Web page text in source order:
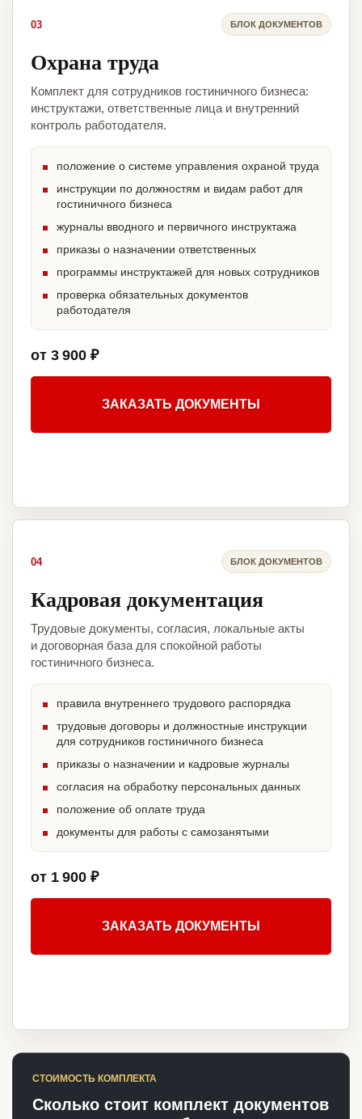
03 БЛОК ДОКУМЕНТОВ
Охрана труда
Комплект для сотрудников гостиничного бизнеса:
инструктажи, ответственные лица и внутренний
контроль работодателя.
положение о системе управления охраной труда
инструкции по должностям и видам работ для
гостиничного бизнеса
журналы вводного и первичного инструктажа
приказы о назначении ответственных
программы инструктажей для новых сотрудников
проверка обязательных документов
работодателя
от 3 900 ₽
ЗАКАЗАТЬ ДОКУМЕНТЫ
04 БЛОК ДОКУМЕНТОВ
Кадровая документация
Трудовые документы, согласия, локальные акты
и договорная база для спокойной работы
гостиничного бизнеса.
правила внутреннего трудового распорядка
трудовые договоры и должностные инструкции
для сотрудников гостиничного бизнеса
приказы о назначении и кадровые журналы
согласия на обработку персональных данных
положение об оплате труда
документы для работы с самозанятыми
от 1 900 ₽
ЗАКАЗАТЬ ДОКУМЕНТЫ
СТОИМОСТЬ КОМПЛЕКТА
Сколько стоит комплект документов